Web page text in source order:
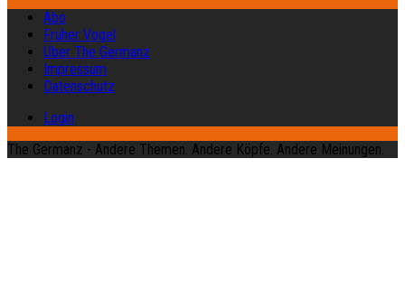
Abo
Früher Vogel
Über The Germanz
Impressum
Datenschutz
Login
The Germanz - Andere Themen. Andere Köpfe. Andere Meinungen.